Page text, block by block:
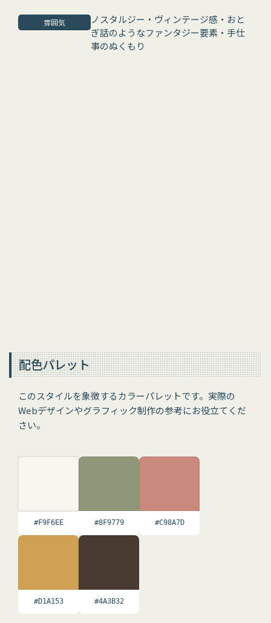
雰囲気
ノスタルジー・ヴィンテージ感・おと
ぎ話のようなファンタジー要素・手仕
事のぬくもり
配色パレット
このスタイルを象徴するカラーパレットです。実際の
Webデザインやグラフィック制作の参考にお役立てくだ
さい。
#F9F6EE #8F9779 #C98A7D
#D1A153 #4A3B32